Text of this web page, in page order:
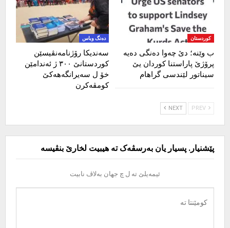
کوردستان
ب وێنە؛ دێ چەوا دەنگی دەیە
پرۆژێ پاراستنا کوردان یێ
سیناتور لێندسی گراهام
دەنگ وباس
سەندیکا رۆژنامەنڤیسێن
کوردستانێ ٣٠٠ ژ ئەندامێن
خۆ ل سەیرانگەهەکێ
کومڤەکرن
PREV
NEXT
پێشنیار. پسیار یان بەرسڤەک تە هیبیت لخارێ بنڤیسە
ئیمەیلێ تە ل چ جهان بەلاڤ نابیت